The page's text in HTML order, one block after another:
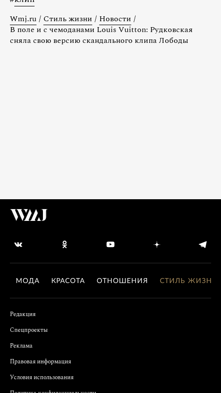
Wmj.ru / Стиль жизни / Новости /
В поле и с чемоданами Louis Vuitton: Рудковская
сняла свою версию скандального клипа Лободы
МОДА КРАСОТА ОТНОШЕНИЯ СТИЛЬ ЖИЗНИ
Редакция
Спецпроекты
Реклама
Правовая информация
Условия использования